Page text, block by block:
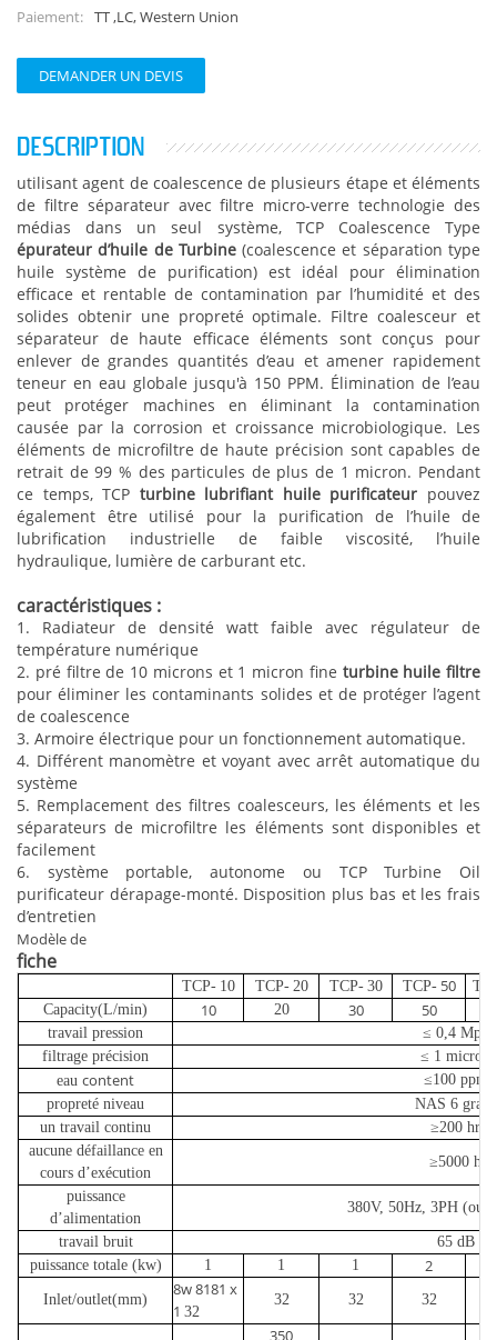
Paiement: TT ,LC, Western Union
DEMANDER UN DEVIS
DESCRIPTION
utilisant agent de coalescence de plusieurs étape et éléments
de filtre séparateur avec filtre micro-verre technologie des
médias dans un seul système, TCP Coalescence Type
épurateur d’huile de Turbine(coalescence et séparation type
huile système de purification) est idéal pour élimination
efficace et rentable de contamination par l’humidité et des
solides obtenir une propreté optimale. Filtre coalesceur et
séparateur de haute efficace éléments sont conçus pour
enlever de grandes quantités d’eau et amener rapidement
teneur en eau globale jusqu'à 150 PPM. Élimination de l’eau
peut protéger machines en éliminant la contamination
causée par la corrosion et croissance microbiologique. Les
éléments de microfiltre de haute précision sont capables de
retrait de 99 % des particules de plus de 1 micron. Pendant
ce temps, TCP turbine lubrifiant huile purificateur pouvez
également être utilisé pour la purification de l’huile de
lubrification industrielle de faible viscosité, l’huile
hydraulique, lumière de carburant etc.
caractéristiques :
1. Radiateur de densité watt faible avec régulateur de
température numérique
2. pré filtre de 10 microns et 1 micron fine turbine huile filtre
pour éliminer les contaminants solides et de protéger l’agent
de coalescence
3. Armoire électrique pour un fonctionnement automatique.
4. Différent manomètre et voyant avec arrêt automatique du
système
5. Remplacement des filtres coalesceurs, les éléments et les
séparateurs de microfiltre les éléments sont disponibles et
facilement
6. système portable, autonome ou TCP Turbine Oil
purificateur dérapage-monté. Disposition plus bas et les frais
d’entretien
Modèle de
fiche
TCP- 10 TCP- 20 TCP- 30 TCP- 50
Capacity(L/min)
10 20 30 50
travail pression
≤ 0,4 Mpa
filtrage précision
≤ 1 micron
eau content
≤100 ppm
propreté niveau
NAS 6 grade
un travail continu
≥200 hr
aucune défaillance en
cours d’exécution
≥5000 h
puissance
d’alimentation
380V, 50Hz, 3PH (ou
travail bruit
65 dB
puissance totale (kw)
1 1 1 2
Inlet/outlet(mm)
8w 8181 x
1 32
32 32 32